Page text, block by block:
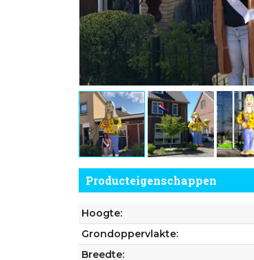
Producteigenschappen
Hoogte:
Grondoppervlakte:
Breedte: